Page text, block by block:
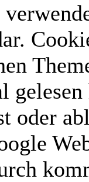
oder